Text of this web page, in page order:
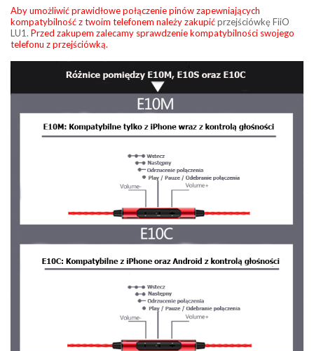
Aby umożliwić prawidłowe połączenie pinów zapewniających
kompatybilność z twoim telefonem należy zakupićprzejściówkę FiiO
LU1. Przed zakupem zalecamy sprawdzenie kompatybilności swojego
telefonu z przejściówką.